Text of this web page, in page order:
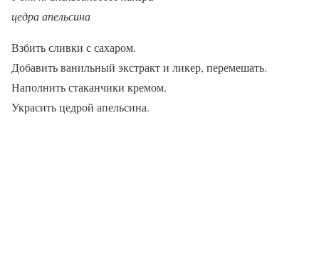
цедра апельсина
Взбить сливки с сахаром.
Добавить ванильный экстракт и ликер, перемешать.
Наполнить стаканчики кремом.
Украсить цедрой апельсина.